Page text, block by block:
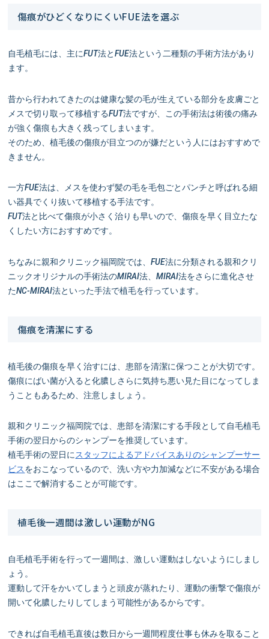
傷痕がひどくなりにくいFUE法を選ぶ
自毛植毛には、主にFUT法とFUE法という二種類の手術方法があり
ます。
昔から行われてきたのは健康な髪の毛が生えている部分を皮膚ごと
メスで切り取って移植するFUT法ですが、この手術法は術後の痛み
が強く傷痕も大きく残ってしまいます。
そのため、植毛後の傷痕が目立つのが嫌だという人にはおすすめで
きません。
一方FUE法は、メスを使わず髪の毛を毛包ごとパンチと呼ばれる細
い器具でくり抜いて移植する手法です。
FUT法と比べて傷痕が小さく治りも早いので、傷痕を早く目立たな
くしたい方におすすめです。
ちなみに親和クリニック福岡院では、FUE法に分類される親和クリ
ニックオリジナルの手術法のMIRAI法、MIRAI法をさらに進化させ
たNC-MIRAI法といった手法で植毛を行っています。
傷痕を清潔にする
植毛後の傷痕を早く治すには、患部を清潔に保つことが大切です。
傷痕にばい菌が入ると化膿しさらに気持ち悪い見た目になってしま
うこともあるため、注意しましょう。
親和クリニック福岡院では、患部を清潔にする手段として自毛植毛
手術の翌日からのシャンプーを推奨しています。
植毛手術の翌日にスタッフによるアドバイスありのシャンプーサー
ビスをおこなっているので、洗い方や力加減などに不安がある場合
はここで解消することが可能です。
植毛後一週間は激しい運動がNG
自毛植毛手術を行って一週間は、激しい運動はしないようにしまし
ょう。
運動して汗をかいてしまうと頭皮が蒸れたり、運動の衝撃で傷痕が
開いて化膿したりしてしまう可能性があるからです。
できれば自毛植毛直後は数日から一週間程度仕事も休みを取ること